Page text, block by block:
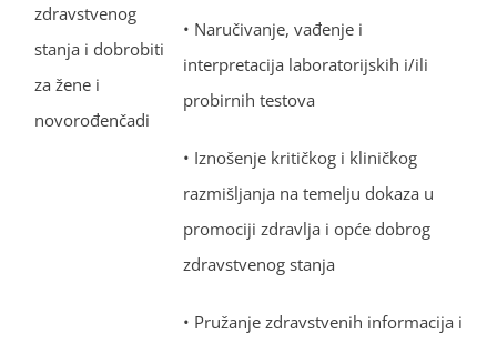
zdravstvenog
stanja i dobrobiti
za žene i
novorođenčadi
• Naručivanje, vađenje i
interpretacija laboratorijskih i/ili
probirnih testova
• Iznošenje kritičkog i kliničkog
razmišljanja na temelju dokaza u
promociji zdravlja i opće dobrog
zdravstvenog stanja
• Pružanje zdravstvenih informacija i